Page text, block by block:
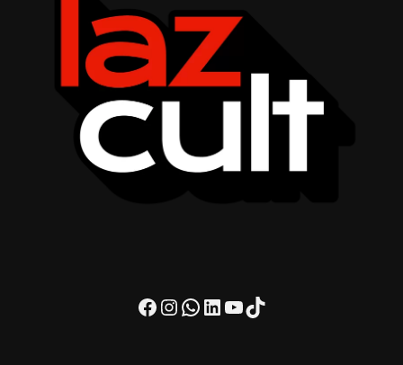
Facebook
Instagram
WhatsApp
LinkedIn
Youtube
TikTok